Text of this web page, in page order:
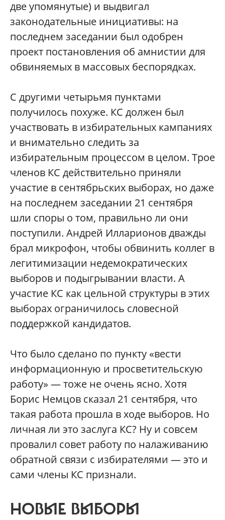
две упомянутые) и выдвигал
законодательные инициативы: на
последнем заседании был одобрен
проект постановления об амнистии для
обвиняемых в массовых беспорядках.
С другими четырьмя пунктами
получилось похуже. КС должен был
участвовать в избирательных кампаниях
и внимательно следить за
избирательным процессом в целом. Трое
членов КС действительно приняли
участие в сентябрьских выборах, но даже
на последнем заседании 21 сентября
шли споры о том, правильно ли они
поступили. Андрей Илларионов дважды
брал микрофон, чтобы обвинить коллег в
легитимизации недемократических
выборов и подыгрывании власти. А
участие КС как цельной структуры в этих
выборах ограничилось словесной
поддержкой кандидатов.
Что было сделано по пункту «вести
информационную и просветительскую
работу» — тоже не очень ясно. Хотя
Борис Немцов сказал 21 сентября, что
такая работа прошла в ходе выборов. Но
личная ли это заслуга КС? Ну и совсем
провалил совет работу по налаживанию
обратной связи с избирателями — это и
сами члены КС признали.
НОВЫЕ ВЫБОРЫ